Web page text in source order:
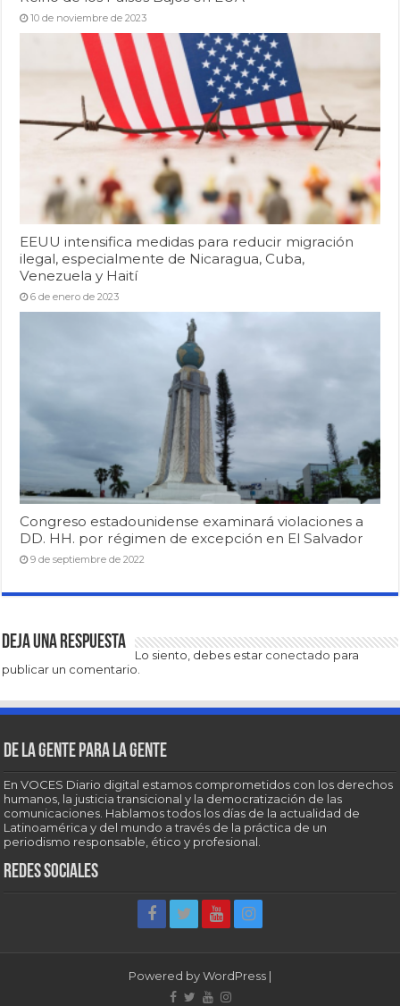
10 de noviembre de 2023
EEUU intensifica medidas para reducir migración
ilegal, especialmente de Nicaragua, Cuba,
Venezuela y Haití
6 de enero de 2023
Congreso estadounidense examinará violaciones a
DD. HH. por régimen de excepción en El Salvador
9 de septiembre de 2022
Deja una respuesta
Lo siento, debes estar conectado para
publicar un comentario.
De la gente para la gente
En VOCES Diario digital estamos comprometidos con los derechos
humanos, la justicia transicional y la democratización de las
comunicaciones. Hablamos todos los días de la actualidad de
Latinoamérica y del mundo a través de la práctica de un
periodismo responsable, ético y profesional.
Redes sociales
Powered byWordPress |